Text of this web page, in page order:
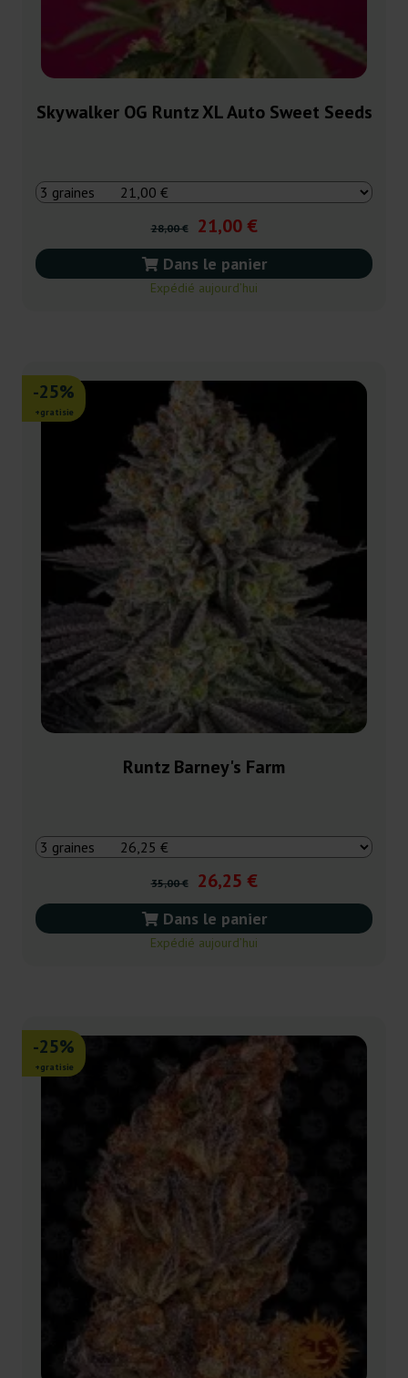
Skywalker OG Runtz XL Auto Sweet Seeds
28,00 € 21,00 €
Dans le panier
Expédié aujourd’hui
-25%
+gratisie
Runtz Barney's Farm
35,00 € 26,25 €
Dans le panier
Expédié aujourd’hui
-25%
+gratisie